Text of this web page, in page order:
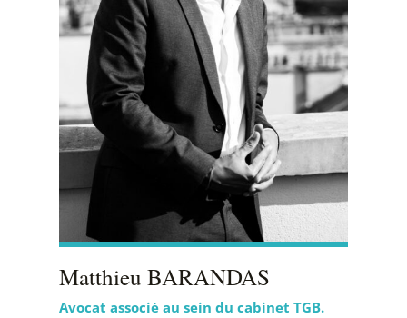
Matthieu BARANDAS
Avocat associé au sein du cabinet TGB.